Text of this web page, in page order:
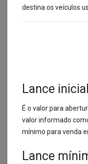
destina os veículos
Lance inicial
É o valor para
valor informado
mínimo para venda
Lance